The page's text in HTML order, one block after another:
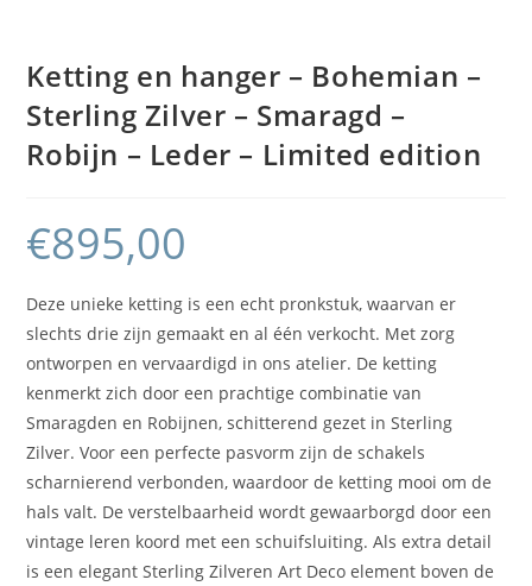
Ketting en hanger – Bohemian –
Sterling Zilver – Smaragd –
Robijn – Leder – Limited edition
€895,00
Deze unieke ketting is een echt pronkstuk, waarvan er
slechts drie zijn gemaakt en al één verkocht. Met zorg
ontworpen en vervaardigd in ons atelier. De ketting
kenmerkt zich door een prachtige combinatie van
Smaragden en Robijnen, schitterend gezet in Sterling
Zilver. Voor een perfecte pasvorm zijn de schakels
scharnierend verbonden, waardoor de ketting mooi om de
hals valt. De verstelbaarheid wordt gewaarborgd door een
vintage leren koord met een schuifsluiting. Als extra detail
is een elegant Sterling Zilveren Art Deco element boven de